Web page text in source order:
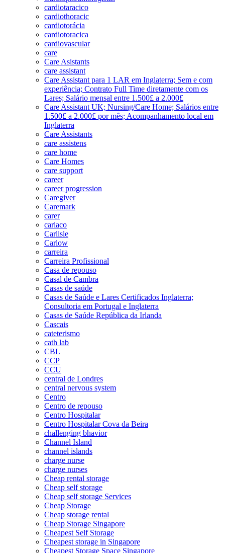
cardiotaracico
cardiothoracic
cardiotorácia
cardiotoracica
cardiovascular
care
Care Asistants
care assistant
Care Assistant para 1 LAR em Inglaterra; Sem e com
experiência; Contrato Full Time diretamente com os
Lares; Salário mensal entre 1.500£ a 2.000£
Care Assistant UK; Nursing/Care Home; Salários entre
1.500£ a 2.000£ por mês; Acompanhamento local em
Inglaterra
Care Assistants
care assistens
care home
Care Homes
care support
career
career progression
Caregiver
Caremark
carer
cariaco
Carlisle
Carlow
carreira
Carreira Profissional
Casa de repouso
Casal de Cambra
Casas de saúde
Casas de Saúde e Lares Certificados Inglaterra;
Consultoria em Portugal e Inglaterra
Casas de Saúde República da Irlanda
Cascais
cateterismo
cath lab
CBL
CCP
CCU
central de Londres
central nervous system
Centro
Centro de repouso
Centro Hospitalar
Centro Hospitalar Cova da Beira
challenging bhavior
Channel Island
channel islands
charge nurse
charge nurses
Cheap rental storage
Cheap self storage
Cheap self storage Services
Cheap Storage
Cheap storage rental
Cheap Storage Singapore
Cheapest Self Storage
Cheapest storage in Singapore
Cheapest Storage Space Singapore